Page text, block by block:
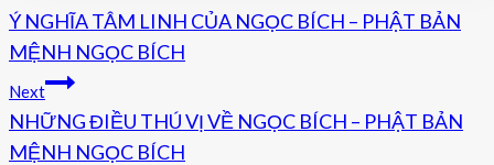
Hướng
Bài
Viết
Ý NGHĨA TÂM LINH CỦA NGỌC BÍCH – PHẬT BẢN
MỆNH NGỌC BÍCH
Next
NHỮNG ĐIỀU THÚ VỊ VỀ NGỌC BÍCH – PHẬT BẢN
MỆNH NGỌC BÍCH